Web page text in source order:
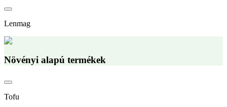
Lenmag
Növényi alapú termékek
Tofu